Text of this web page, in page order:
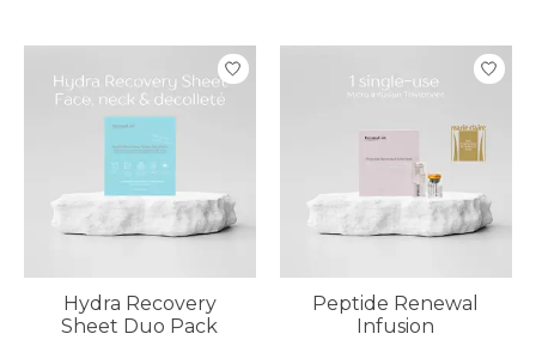
Hydra Recovery
Sheet Duo Pack
Peptide Renewal
Infusion